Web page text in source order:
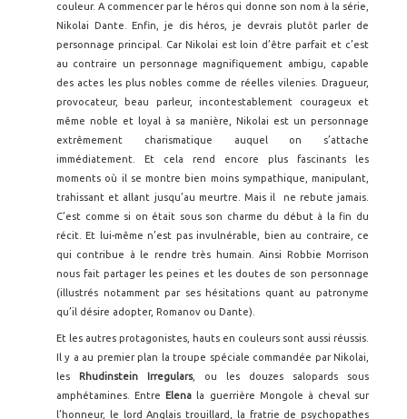
couleur. A commencer par le héros qui donne son nom à la série,
Nikolai Dante. Enfin, je dis héros, je devrais plutôt parler de
personnage principal. Car Nikolai est loin d’être parfait et c’est
au contraire un personnage magnifiquement ambigu, capable
des actes les plus nobles comme de réelles vilenies. Dragueur,
provocateur, beau parleur, incontestablement courageux et
même noble et loyal à sa manière, Nikolai est un personnage
extrêmement charismatique auquel on s’attache
immédiatement. Et cela rend encore plus fascinants les
moments où il se montre bien moins sympathique, manipulant,
trahissant et allant jusqu’au meurtre. Mais il ne rebute jamais.
C’est comme si on était sous son charme du début à la fin du
récit. Et lui-même n’est pas invulnérable, bien au contraire, ce
qui contribue à le rendre très humain. Ainsi Robbie Morrison
nous fait partager les peines et les doutes de son personnage
(illustrés notamment par ses hésitations quant au patronyme
qu’il désire adopter, Romanov ou Dante).
Et les autres protagonistes, hauts en couleurs sont aussi réussis.
Il y a au premier plan la troupe spéciale commandée par Nikolai,
les Rhudinstein Irregulars, ou les douzes salopards sous
amphétamines. Entre Elena la guerrière Mongole à cheval sur
l’honneur, le lord Anglais trouillard, la fratrie de psychopathes